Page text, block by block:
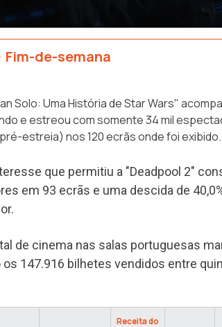
Fim-de-semana
Solo: Uma História de Star Wars"
e estreou com somente 34 mil
estreia) nos 120 ecrãs onde foi exibido.
que permitiu a "Deadpool 2"
em 93 ecrãs e uma descida de
de cinema nas salas portuguesas
147.916 bilhetes vendidos entre
Receita do